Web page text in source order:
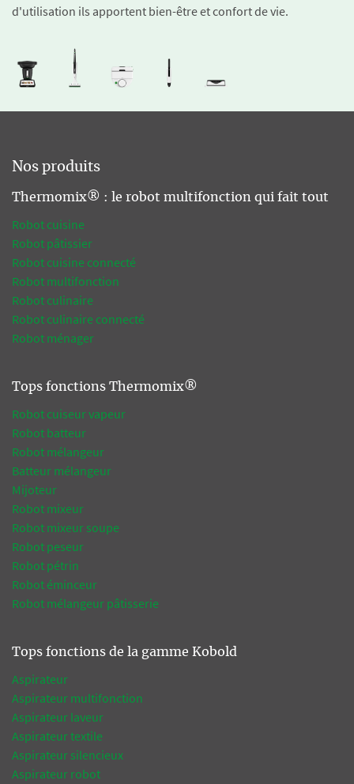
d'utilisation ils apportent bien-être et confort de vie.
Nos produits
Thermomix® : le robot multifonction qui fait tout
Robot cuisine
Robot pâtissier
Robot cuisine connecté
Robot multifonction
Robot culinaire
Robot culinaire connecté
Robot ménager
Tops fonctions Thermomix®
Robot cuiseur vapeur
Robot batteur
Robot mélangeur
Batteur mélangeur
Mijoteur
Robot mixeur
Robot mixeur soupe
Robot peseur
Robot pétrin
Robot éminceur
Robot mélangeur pâtisserie
Tops fonctions de la gamme Kobold
Aspirateur
Aspirateur multifonction
Aspirateur laveur
Aspirateur textile
Aspirateur silencieux
Aspirateur robot